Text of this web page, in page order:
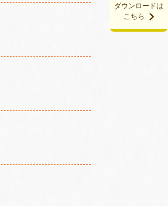
ダウンロードは
こちら